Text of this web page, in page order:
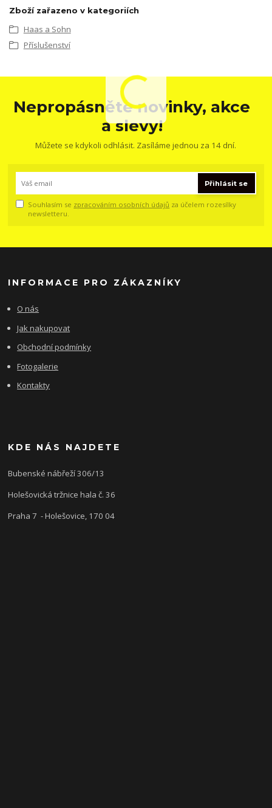
Zboží zařazeno v kategoriích
Haas a Sohn
Příslušenství
Nepropásněte novinky, akce
a slevy!
Můžete se kdykoli odhlásit. Zasíláme jednou za 14 dní.
Přihlásit se
Souhlasím se zpracováním osobních údajů za účelem rozesílky
newsletteru.
INFORMACE PRO ZÁKAZNÍKY
O nás
Jak nakupovat
Obchodní podmínky
Fotogalerie
Kontakty
KDE NÁS NAJDETE
Bubenské nábřeží 306/13
Holešovická tržnice hala č. 36
Praha 7 - Holešovice, 170 04